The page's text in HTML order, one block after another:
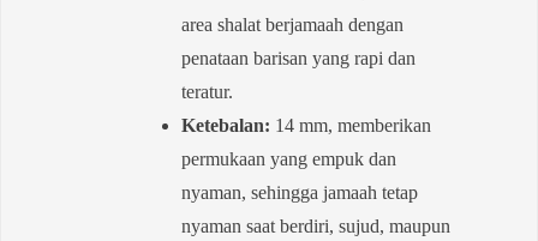
area shalat berjamaah dengan
penataan barisan yang rapi dan
teratur.
Ketebalan: 14 mm, memberikan
permukaan yang empuk dan
nyaman, sehingga jamaah tetap
nyaman saat berdiri, sujud, maupun